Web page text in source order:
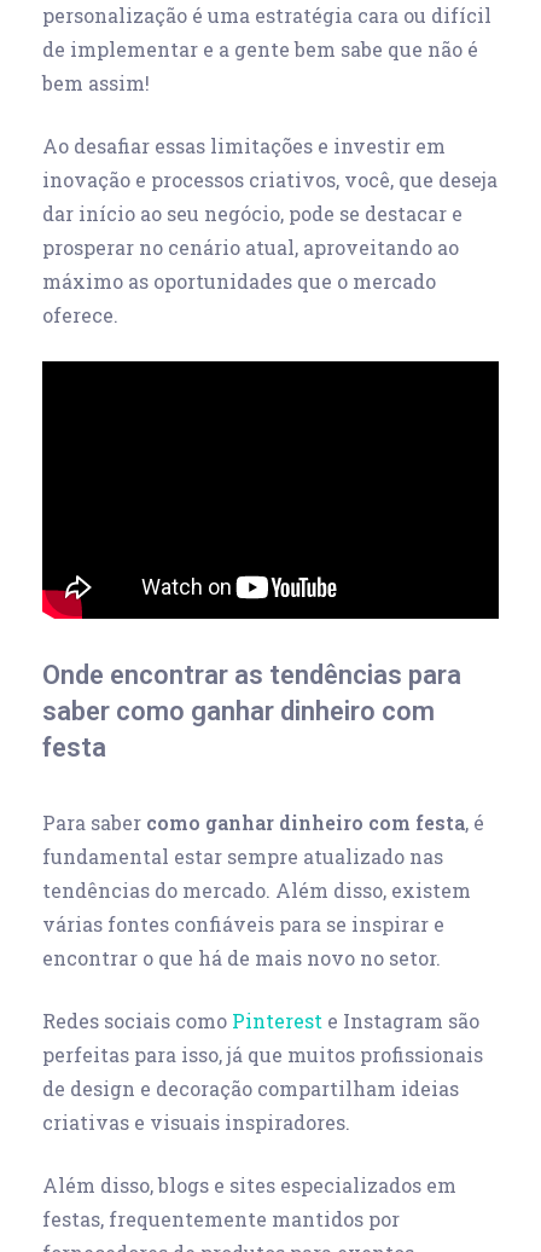
personalização é uma estratégia cara ou difícil
de implementar e a gente bem sabe que não é
bem assim!
Ao desafiar essas limitações e investir em
inovação e processos criativos, você, que deseja
dar início ao seu negócio, pode se destacar e
prosperar no cenário atual, aproveitando ao
máximo as oportunidades que o mercado
oferece.
Onde encontrar as tendências para
saber como ganhar dinheiro com
festa
Para saber como ganhar dinheiro com festa, é
fundamental estar sempre atualizado nas
tendências do mercado. Além disso, existem
várias fontes confiáveis para se inspirar e
encontrar o que há de mais novo no setor.
Redes sociais como Pinterest e Instagram são
perfeitas para isso, já que muitos profissionais
de design e decoração compartilham ideias
criativas e visuais inspiradores.
Além disso, blogs e sites especializados em
festas, frequentemente mantidos por